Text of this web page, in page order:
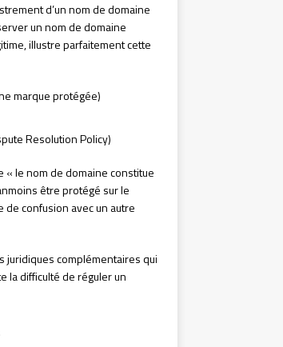
d’un nom de domaine
un nom de domaine
illustre parfaitement cette
marque protégée)
Resolution Policy)
« le nom de domaine constitue
être protégé sur le
confusion avec un autre
juridiques complémentaires qui
la difficulté de réguler un